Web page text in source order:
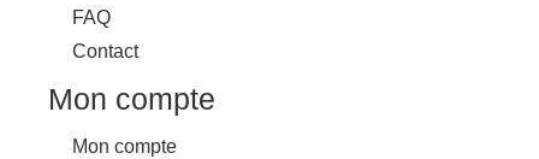
FAQ
Contact
Mon compte
Mon compte